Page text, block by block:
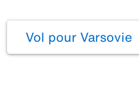
Vol pour Varsovie